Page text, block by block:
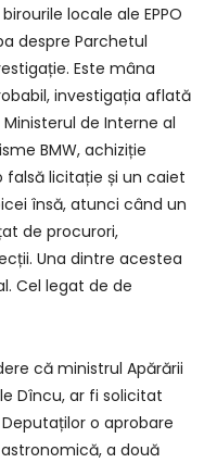
locale ale EPPO
despre Parchetul
Este mâna
investigația aflată
de Interne al
BMW, achiziție
licitație și un caiet
însă, atunci când un
de procurori,
Una dintre acestea
Cel legat de de
că ministrul Apărării
Dîncu, ar fi solicitat
o aprobare
a două